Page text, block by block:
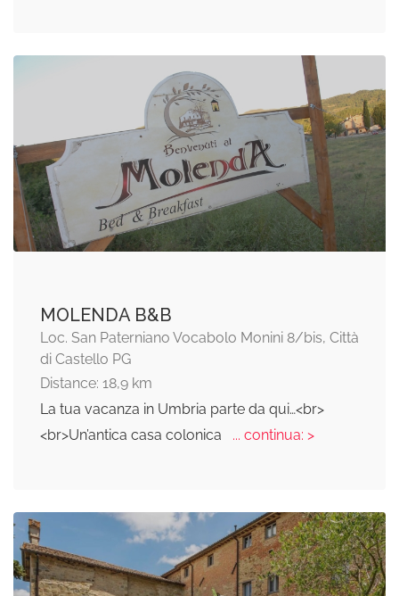
MOLENDA B&B
Loc. San Paterniano Vocabolo Monini 8/bis, Città
di Castello PG
Distance: 18,9 km
La tua vacanza in Umbria parte da qui…<br>
<br>Un’antica casa colonica
... continua: >